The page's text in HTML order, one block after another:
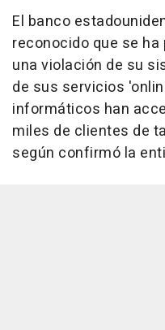
El banco
reconocido que se
una violación de su
de sus servicios
informáticos han
miles de clientes de
según confirmó la